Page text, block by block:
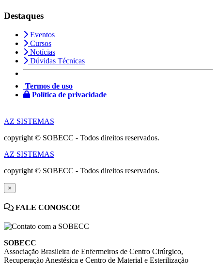
Destaques
Eventos
Cursos
Notícias
Dúvidas Técnicas
Termos de uso
Política de privacidade
AZ SISTEMAS
copyright © SOBECC - Todos direitos reservados.
AZ SISTEMAS
copyright © SOBECC - Todos direitos reservados.
×
FALE CONOSCO!
SOBECC
Associação Brasileira de Enfermeiros de Centro Cirúrgico,
Recuperação Anestésica e Centro de Material e Esterilização